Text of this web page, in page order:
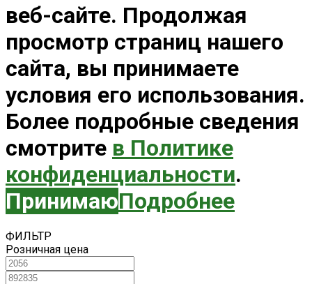
веб-сайте. Продолжая
просмотр страниц нашего
сайта, вы принимаете
условия его использования.
Более подробные сведения
смотрите в Политике
конфиденциальности.
ПринимаюПодробнее
ФИЛЬТР
Розничная цена